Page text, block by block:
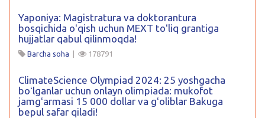
Yaponiya: Magistratura va doktorantura
bosqichida oʻqish uchun MEXT toʻliq grantiga
hujjatlar qabul qilinmoqda!
Barcha soha | 178791
ClimateScience Olympiad 2024: 25 yoshgacha
boʻlganlar uchun onlayn olimpiada: mukofot
jamgʻarmasi 15 000 dollar va gʻoliblar Bakuga
bepul safar qiladi!